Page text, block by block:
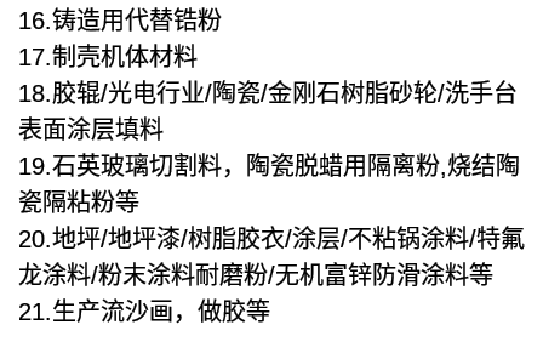
16.铸造用代替锆粉
17.制壳机体材料
18.胶辊/光电行业/陶瓷/金刚石树脂砂轮/洗手台
表面涂层填料
19.石英玻璃切割料，陶瓷脱蜡用隔离粉,烧结陶
瓷隔粘粉等
20.地坪/地坪漆/树脂胶衣/涂层/不粘锅涂料/特氟
龙涂料/粉末涂料耐磨粉/无机富锌防滑涂料等
21.生产流沙画，做胶等